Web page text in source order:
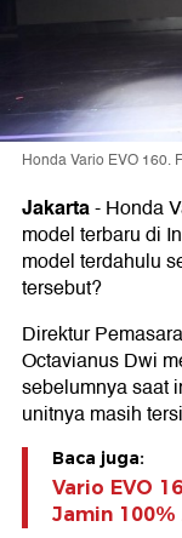
Honda Vario EVO 160.
Jakarta-Honda
model terbaru di
model terdahulu
tersebut?
Direktur
Octavianus Dwi
sebelumnya saat
unitnya masih
Baca juga:
Vario EVO
Jamin 100%